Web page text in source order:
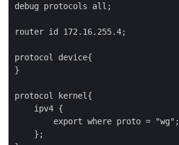
debug protocols all;
router id 172.16.255.4;
protocol device{
}
protocol kernel{
    ipv4 {
        export where proto = "wg";
    };